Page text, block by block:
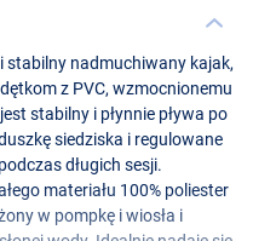
stabilny nadmuchiwany kajak,
z PVC, wzmocnionemu
stabilny i płynnie pływa po
siedziska i regulowane
długich sesji.
materiału 100% poliester
w pompkę i wiosła i